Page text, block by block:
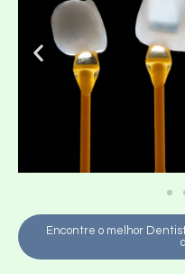
Encontre o melhor